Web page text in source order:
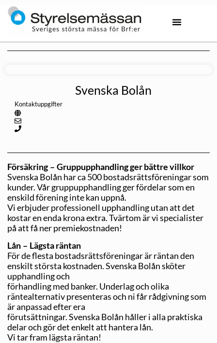
Svenska Bolån
Kontaktuppgifter
Försäkring – Gruppupphandling ger bättre villkor
Svenska Bolån har ca 500 bostadsrättsföreningar som
kunder. Vår gruppupphandling ger fördelar som en
enskild förening inte kan uppnå.
Vi erbjuder professionell upphandling utan att det
kostar en enda krona extra. Tvärtom är vi specialister
på att få ner premiekostnaden!
Lån – Lägsta räntan
För de flesta bostadsrättsföreningar är räntan den
enskilt största kostnaden. Svenska Bolån sköter
upphandling och
förhandling med banker. Underlag och olika
räntealternativ presenteras och ni får rådgivning som
är anpassad efter era
förutsättningar. Svenska Bolån håller i alla praktiska
delar och gör det enkelt att hantera lån.
Vi tar fram lägsta räntan!